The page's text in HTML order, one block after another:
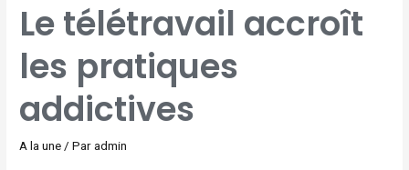
Le télétravail accroît
les pratiques
addictives
A la une/ Paradmin
TÉLÉTRAVAIL
ACCROÎT
LES